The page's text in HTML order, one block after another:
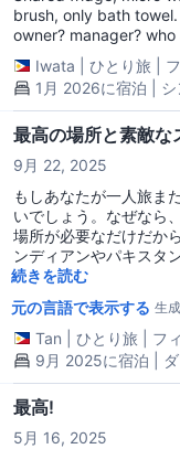
brush, only bath towel. Staffs are okay and supportive except
owner? manager?
Iwata
ひとり旅
1月 2026に宿泊 | シ
最高の場所と素敵
9月 22, 2025
もしあなたが一人旅ま
いでしょう。なぜなら
場所が必要なだけだか
ンディアンやパキスタ
るため、匂いは異なり
潔です。AやB行きの
のエレベーターはそう
どの場合、私が唯一の
が、常に清掃されてい
で、私が到着する時に
得したのですが、滞在
いため、ゆっくり休む
使いたくなく、すべて
続きを読む
元の言語で表示する 生
Tan ひとり旅
フ
9月 2025に宿泊 |
最高!
5月 16, 2025